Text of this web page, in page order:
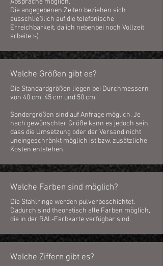
Absprache möglich.
Die angegebenen Zeiten beziehen sich
ausschließlich auf die telefonische
Erreichbarkeit, da ich nebenbei noch Vollzeit
arbeite :-)
Welche Größen gibt es?
Die Standardgrößen liegen bei Durchmessern
von 40 cm, 45 cm und 50 cm.
Sondergrößen sind auf Anfrage möglich. Je
nach gewünschter Größe kann es jedoch sein,
dass die Umsetzung oder der Versand nicht
uneingeschränkt möglich ist bzw. zusätzliche
Kosten entstehen.
Welche Farben sind möglich?
Die Stahlringe werden pulverbeschichtet.
Dadurch sind theoretisch alle Farben möglich,
die in der RAL-Farbkarte verfügbar sind.
Welche Ziffern gibt es?